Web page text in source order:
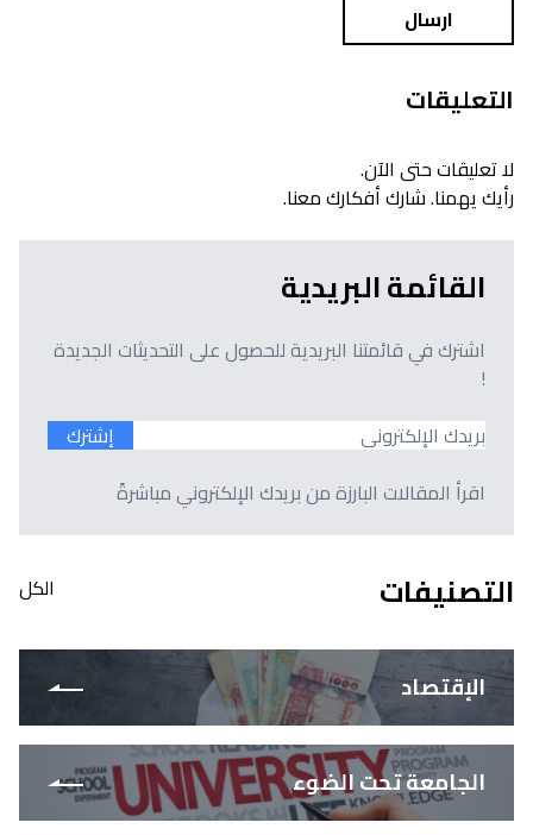
ارسال
التعليقات
لا تعليقات حتى الآن.
رأيك يهمنا. شارك أفكارك معنا.
القائمة البريدية
اشترك في قائمتنا البريدية للحصول على التحديثات الجديدة
!
إشترك
اقرأ المقالات البارزة من بريدك الإلكتروني مباشرةً
التصنيفات الكل
الإقتصاد
الجامعة تحت الضوء